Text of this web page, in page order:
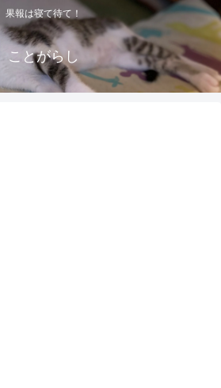
果報は寝て待て！
ことがらし